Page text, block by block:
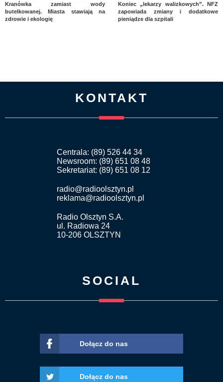
Kranówka zamiast wody
butelkowanej. Miasta stawiają na
zdrowie i ekologię
Koniec „lekarzy walizkowych”. NFZ
zapowiada zmiany i dodatkowe
pieniądze dla szpitali
KONTAKT
Centrala: (89) 526 44 34
Newsroom: (89) 651 08 48
Sekretariat: (89) 651 08 12
radio@radioolsztyn.pl
reklama@radioolsztyn.pl
Radio Olsztyn S.A.
ul. Radiowa 24
10-206 OLSZTYN
SOCIAL
Dołącz do nas
Dołącz do nas